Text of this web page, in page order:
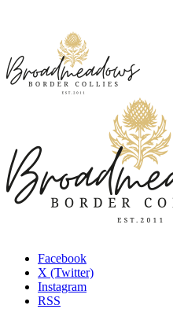
Facebook
X (Twitter)
Instagram
RSS